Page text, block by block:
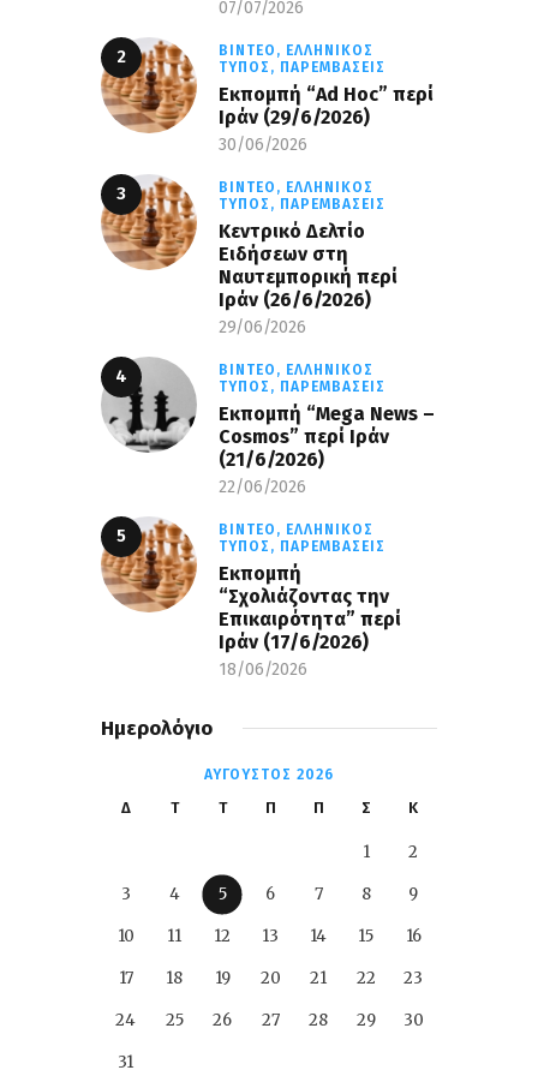
07/07/2026
ΒΊΝΤΕΟ, ΕΛΛΗΝΙΚΌΣ
ΤΎΠΟΣ, ΠΑΡΕΜΒΆΣΕΙΣ
Εκπομπή “Ad Hoc” περί
Iράν (29/6/2026)
30/06/2026
ΒΊΝΤΕΟ, ΕΛΛΗΝΙΚΌΣ
ΤΎΠΟΣ, ΠΑΡΕΜΒΆΣΕΙΣ
Κεντρικό Δελτίο
Ειδήσεων στη
Ναυτεμπορική περί
Iράν (26/6/2026)
29/06/2026
ΒΊΝΤΕΟ, ΕΛΛΗΝΙΚΌΣ
ΤΎΠΟΣ, ΠΑΡΕΜΒΆΣΕΙΣ
Eκπομπή “Mega News –
Cosmos” περί Ιράν
(21/6/2026)
22/06/2026
ΒΊΝΤΕΟ, ΕΛΛΗΝΙΚΌΣ
ΤΎΠΟΣ, ΠΑΡΕΜΒΆΣΕΙΣ
Εκπομπή
“Σχολιάζοντας την
Επικαιρότητα” περί
Ιράν (17/6/2026)
18/06/2026
Ημερολόγιο
ΑΎΓΟΥΣΤΟΣ 2026
Δ Τ Τ Π Π Σ Κ
1 2
3 4 5 6 7 8 9
10 11 12 13 14 15 16
17 18 19 20 21 22 23
24 25 26 27 28 29 30
31